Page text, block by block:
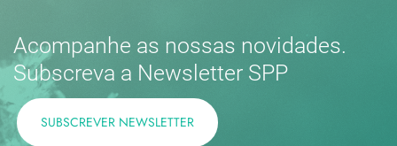
Acompanhe as nossas novidades.
Subscreva a Newsletter SPP
SUBSCREVER NEWSLETTER